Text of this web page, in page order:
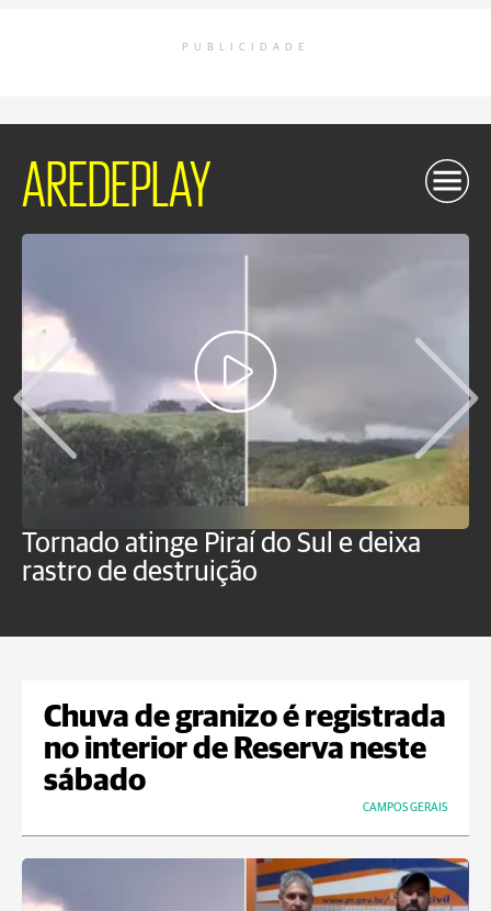
PUBLICIDADE
AREDEPLAY
Tornado atinge Piraí do Sul e deixa
rastro de destruição
Chuva de granizo é registrada
no interior de Reserva neste
sábado
CAMPOS GERAIS